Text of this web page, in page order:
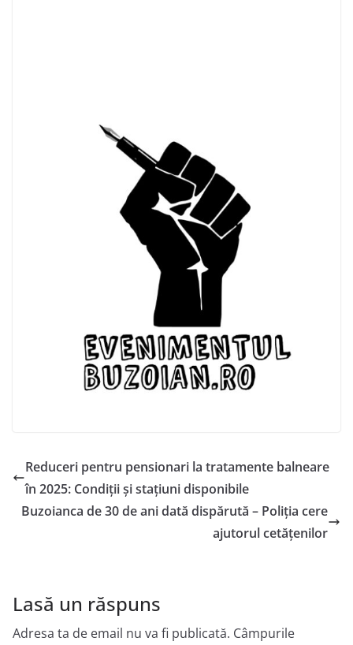
Reduceri pentru pensionari la tratamente balneare
în 2025: Condiții și stațiuni disponibile
Buzoianca de 30 de ani dată dispărută – Poliția cere
ajutorul cetățenilor
Lasă un răspuns
Adresa ta de email nu va fi publicată. Câmpurile